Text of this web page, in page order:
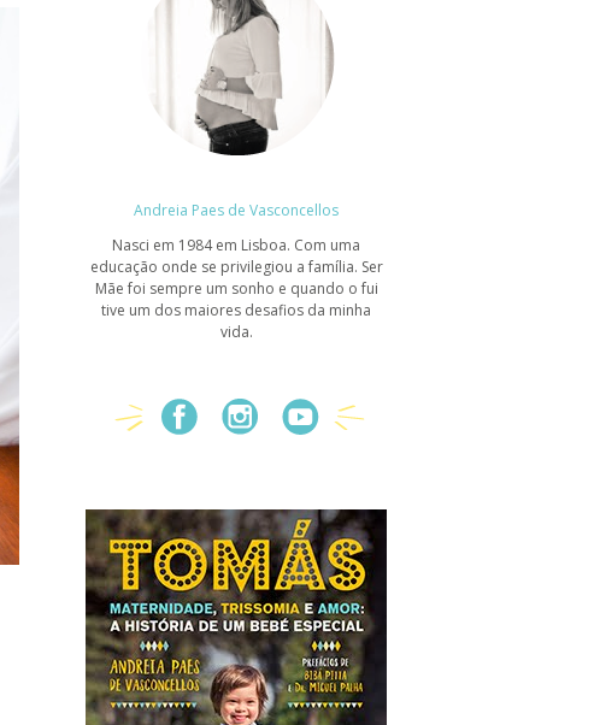
Andreia Paes de Vasconcellos
Nasci em 1984 em Lisboa. Com uma
educação onde se privilegiou a família. Ser
Mãe foi sempre um sonho e quando o fui
tive um dos maiores desafios da minha
vida.